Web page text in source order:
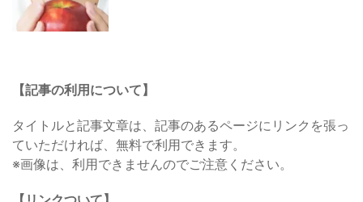
【記事の利用について】
タイトルと記事文章は、記事のあるページにリンクを張っ
ていただければ、無料で利用できます。
※画像は、利用できませんのでご注意ください。